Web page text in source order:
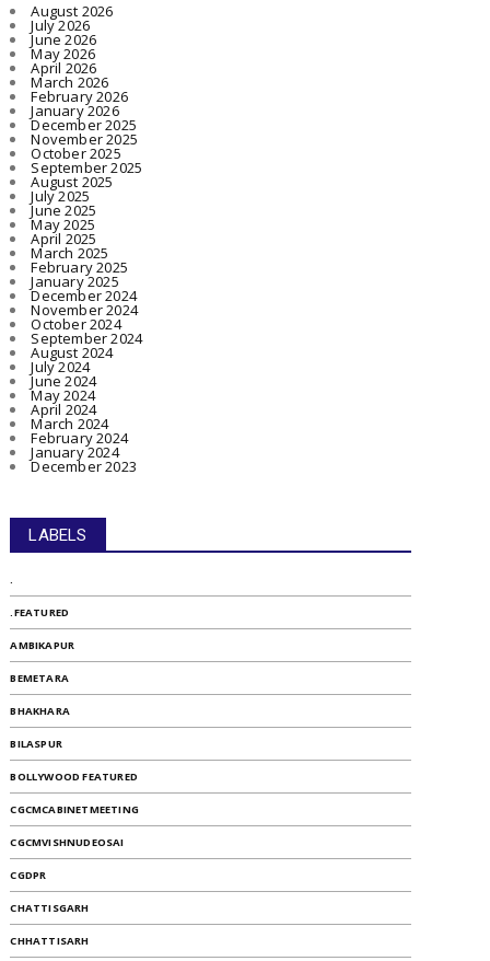
August 2026
July 2026
June 2026
May 2026
April 2026
March 2026
February 2026
January 2026
December 2025
November 2025
October 2025
September 2025
August 2025
July 2025
June 2025
May 2025
April 2025
March 2025
February 2025
January 2025
December 2024
November 2024
October 2024
September 2024
August 2024
July 2024
June 2024
May 2024
April 2024
March 2024
February 2024
January 2024
December 2023
LABELS
.
.FEATURED
AMBIKAPUR
BEMETARA
BHAKHARA
BILASPUR
BOLLYWOOD FEATURED
CGCMCABINETMEETING
CGCMVISHNUDEOSAI
CGDPR
CHATTISGARH
CHHATTISARH